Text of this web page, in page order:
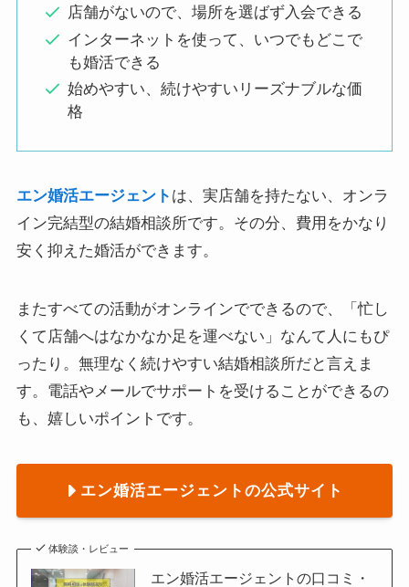
店舗がないので、場所を選ばず入会できる
インターネットを使って、いつでもどこで
も婚活できる
始めやすい、続けやすいリーズナブルな価
格
エン婚活エージェント は、実店舗を持たない、オンラ
イン完結型の結婚相談所です。その分、費用をかなり
安く抑えた婚活ができます。
またすべての活動がオンラインでできるので、「忙し
くて店舗へはなかなか足を運べない」なんて人にもぴ
ったり。無理なく続けやすい結婚相談所だと言えま
す。電話やメールでサポートを受けることができるの
も、嬉しいポイントです。
エン婚活エージェントの公式サイト
体験談・レビュー
エン婚活エージェントの口コミ・